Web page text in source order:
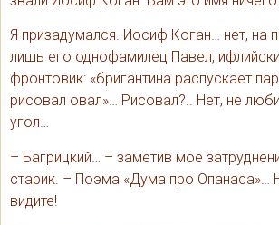
Я призадумался. Иосиф Коган… нет, на
лишь его однофамилец Павел,
фронтовик: «бригантина распускает
рисовал овал»… Рисовал?.. Нет, не
угол…
– Багрицкий… – заметив мое
старик. – Поэма «Дума про Опанаса»…
видите!